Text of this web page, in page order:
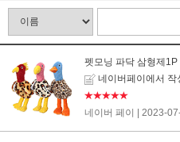
펫모닝 파닥 삼형제
네이버페이에서 작
★★★★★
네이버 페이
| 2023-